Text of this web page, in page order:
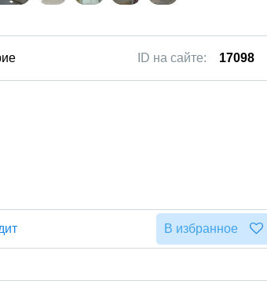
17098
ID на сайте:
В избранное